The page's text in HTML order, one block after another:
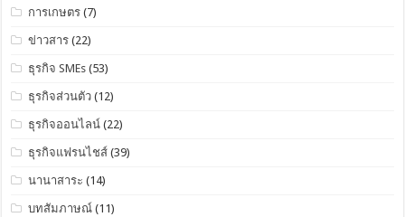
การเกษตร (7)
ข่าวสาร (22)
ธุรกิจ SMEs (53)
ธุรกิจส่วนตัว (12)
ธุรกิจออนไลน์ (22)
ธุรกิจแฟรนไชส์ (39)
นานาสาระ (14)
บทสัมภาษณ์ (11)